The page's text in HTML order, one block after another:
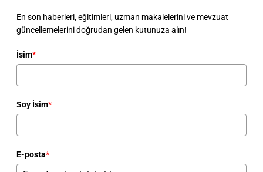
En son haberleri, eğitimleri, uzman makalelerini ve mevzuat
güncellemelerini doğrudan gelen kutunuza alın!
İsim*
Soy İsim*
E-posta*